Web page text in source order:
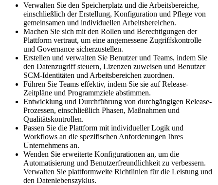
Verwalten Sie den Speicherplatz und die Arbeitsbereiche,
einschließlich der Erstellung, Konfiguration und Pflege von
gemeinsamen und individuellen Arbeitsbereichen.
Machen Sie sich mit den Rollen und Berechtigungen der
Plattform vertraut, um eine angemessene Zugriffskontrolle
und Governance sicherzustellen.
Erstellen und verwalten Sie Benutzer und Teams, indem Sie
den Datenzugriff steuern, Lizenzen zuweisen und Benutzer
SCM-Identitäten und Arbeitsbereichen zuordnen.
Führen Sie Teams effektiv, indem Sie sie auf Release-
Zeitpläne und Programmziele abstimmen.
Entwicklung und Durchführung von durchgängigen Release-
Prozessen, einschließlich Phasen, Maßnahmen und
Qualitätskontrollen.
Passen Sie die Plattform mit individueller Logik und
Workflows an die spezifischen Anforderungen Ihres
Unternehmens an.
Wenden Sie erweiterte Konfigurationen an, um die
Automatisierung und Benutzerfreundlichkeit zu verbessern.
Verwalten Sie plattformweite Richtlinien für die Leistung und
den Datenlebenszyklus.